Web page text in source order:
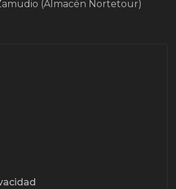
(Almacén Nortetour)